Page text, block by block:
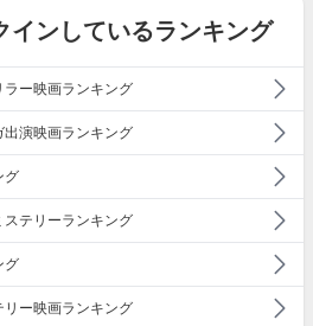
インしているランキング
ー映画ランキング
出演映画ランキング
グ
テリーランキング
グ
ー映画ランキング